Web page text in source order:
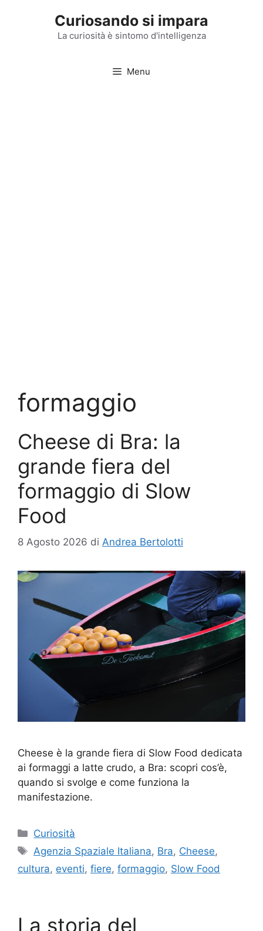
Curiosando si impara
La curiosità è sintomo d'intelligenza
Menu
formaggio
Cheese di Bra: la
grande fiera del
formaggio di Slow
Food
8 Agosto 2026 di Andrea Bertolotti
Cheese è la grande fiera di Slow Food dedicata
ai formaggi a latte crudo, a Bra: scopri cos’è,
quando si svolge e come funziona la
manifestazione.
Categorie
Curiosità
Tag
Agenzia Spaziale Italiana, Bra, Cheese,
cultura, eventi, fiere, formaggio, Slow Food
La storia del